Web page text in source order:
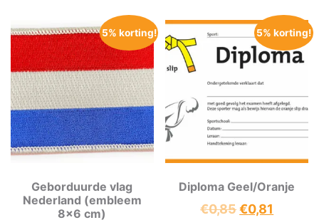
5% korting!
Geborduurde vlag
Nederland (embleem
8×6 cm)
5% korting!
Diploma Geel/Oranje
€0,85€0,81